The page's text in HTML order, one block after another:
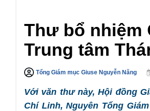
Thư bổ nhiệm
Trung tâm
Tổng Giám mục Giuse Nguyễn Năng
Với văn thư này, Hội đồng
Chí Linh, Nguyên Tổng